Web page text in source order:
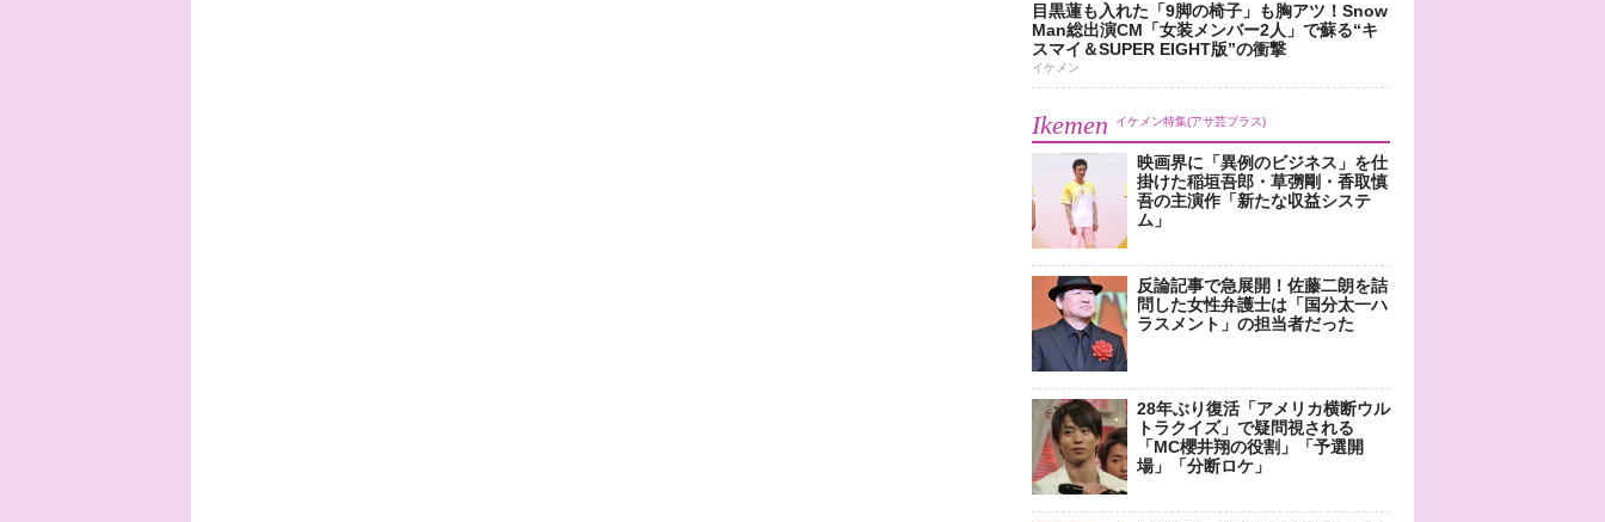
目黒蓮も入れた「9脚の椅子」も胸アツ！Snow
Man総出演CM「女装メンバー2人」で蘇る“キ
スマイ＆SUPER EIGHT版”の衝撃
イケメン
Ikemen イケメン特集(アサ芸プラス)
映画界に「異例のビジネス」を仕
掛けた稲垣吾郎・草彅剛・香取慎
吾の主演作「新たな収益システ
ム」
反論記事で急展開！佐藤二朗を詰
問した女性弁護士は「国分太一ハ
ラスメント」の担当者だった
28年ぶり復活「アメリカ横断ウル
トラクイズ」で疑問視される
「MC櫻井翔の役割」「予選開
場」「分断ロケ」